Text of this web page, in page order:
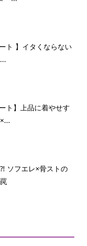
ト 】イタくならない
ト】上品に着やせす
ソフエレ×骨ストの